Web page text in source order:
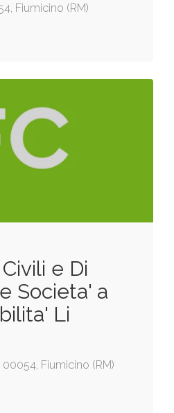
Fiumicino (RM)
e Di
Societa' a
Li
00054, Fiumicino (RM)